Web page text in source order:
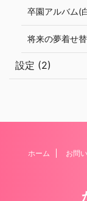
卒園アルバム(
将来の夢着せ
設定 (2)
ホーム お問